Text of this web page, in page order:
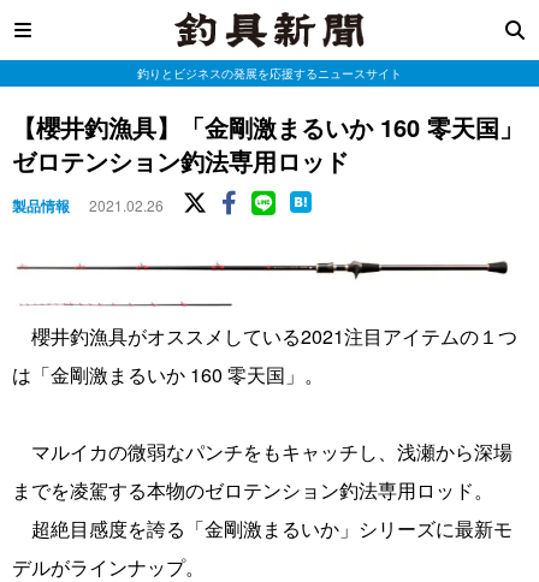
釣りとビジネスの発展を応援するニュースサイト
【櫻井釣漁具】「金剛激まるいか 160 零天国」
ゼロテンション釣法専用ロッド
製品情報 2021.02.26
櫻井釣漁具がオススメしている2021注目アイテムの１つ
は「金剛激まるいか 160 零天国」。
マルイカの微弱なパンチをもキャッチし、浅瀬から深場
までを凌駕する本物のゼロテンション釣法専用ロッド。
超絶目感度を誇る「金剛激まるいか」シリーズに最新モ
デルがラインナップ。